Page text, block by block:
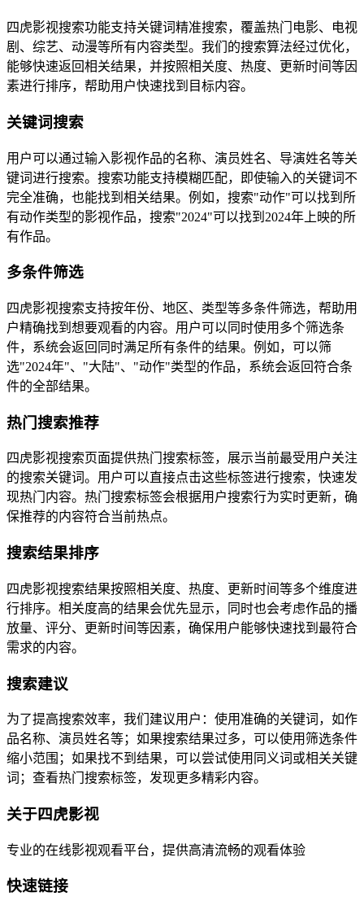
四虎影视搜索功能支持关键词精准搜索，覆盖热门电影、电视
剧、综艺、动漫等所有内容类型。我们的搜索算法经过优化，
能够快速返回相关结果，并按照相关度、热度、更新时间等因
素进行排序，帮助用户快速找到目标内容。
关键词搜索
用户可以通过输入影视作品的名称、演员姓名、导演姓名等关
键词进行搜索。搜索功能支持模糊匹配，即使输入的关键词不
完全准确，也能找到相关结果。例如，搜索"动作"可以找到所
有动作类型的影视作品，搜索"2024"可以找到2024年上映的所
有作品。
多条件筛选
四虎影视搜索支持按年份、地区、类型等多条件筛选，帮助用
户精确找到想要观看的内容。用户可以同时使用多个筛选条
件，系统会返回同时满足所有条件的结果。例如，可以筛
选"2024年"、"大陆"、"动作"类型的作品，系统会返回符合条
件的全部结果。
热门搜索推荐
四虎影视搜索页面提供热门搜索标签，展示当前最受用户关注
的搜索关键词。用户可以直接点击这些标签进行搜索，快速发
现热门内容。热门搜索标签会根据用户搜索行为实时更新，确
保推荐的内容符合当前热点。
搜索结果排序
四虎影视搜索结果按照相关度、热度、更新时间等多个维度进
行排序。相关度高的结果会优先显示，同时也会考虑作品的播
放量、评分、更新时间等因素，确保用户能够快速找到最符合
需求的内容。
搜索建议
为了提高搜索效率，我们建议用户：使用准确的关键词，如作
品名称、演员姓名等；如果搜索结果过多，可以使用筛选条件
缩小范围；如果找不到结果，可以尝试使用同义词或相关关键
词；查看热门搜索标签，发现更多精彩内容。
关于四虎影视
专业的在线影视观看平台，提供高清流畅的观看体验
快速链接